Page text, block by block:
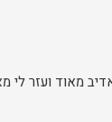
מאוד ועזר לי